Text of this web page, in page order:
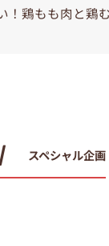
！鶏もも肉と鶏
スペシャル企画